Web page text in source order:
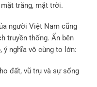
trăng, mặt trời.
người Việt Nam cũng
truyền thống. Ẩn bên
ý nghĩa vô cùng to lớn:
đất, vũ trụ và sự sống